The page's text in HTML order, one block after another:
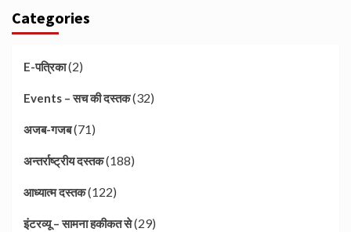
Categories
E-पत्रिका(2)
Events – सच की दस्तक(32)
अजब-गजब(71)
अन्तर्राष्ट्रीय दस्तक(188)
आध्यात्म दस्तक(122)
इंटरव्यू – सामना हकीकत से(29)